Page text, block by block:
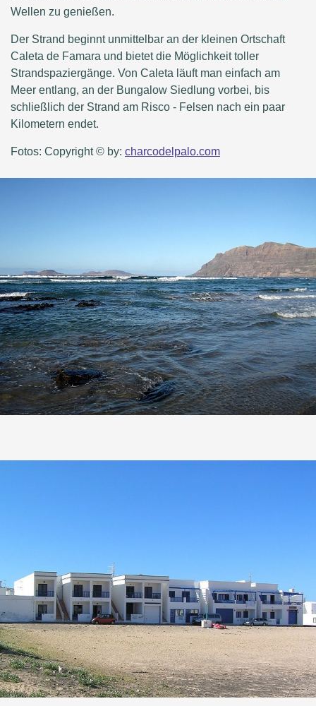
Wellen zu genießen.
Der Strand beginnt unmittelbar an der kleinen Ortschaft
Caleta de Famara und bietet die Möglichkeit toller
Strandspaziergänge. Von Caleta läuft man einfach am
Meer entlang, an der Bungalow Siedlung vorbei, bis
schließlich der Strand am Risco - Felsen nach ein paar
Kilometern endet.
Fotos: Copyright © by: charcodelpalo.com